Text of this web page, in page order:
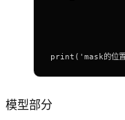
print('mask的位
模型部分